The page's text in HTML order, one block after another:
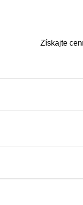
Získajte